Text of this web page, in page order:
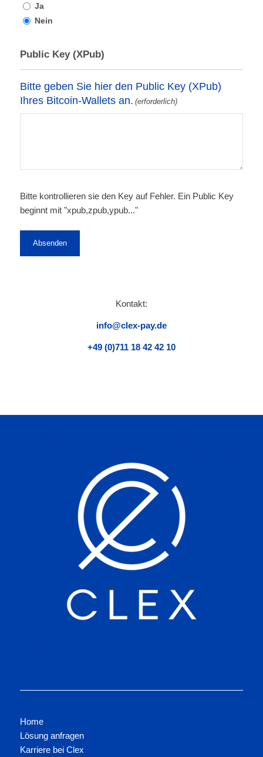
Ja
Nein
Public Key (XPub)
Bitte geben Sie hier den Public Key (XPub)
Ihres Bitcoin-Wallets an. (erforderlich)
Bitte kontrollieren sie den Key auf Fehler. Ein Public Key
beginnt mit "xpub,zpub,ypub..."
Kontakt:
info@clex-pay.de
+49 (0)711 18 42 42 10
Home
Lösung anfragen
Karriere bei Clex